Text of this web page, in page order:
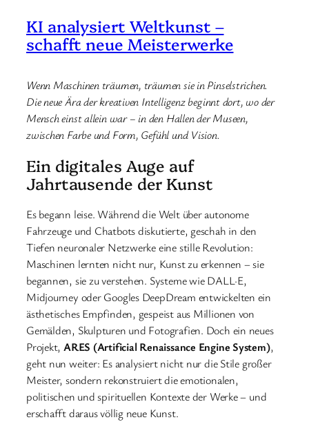
KI analysiert Weltkunst –
schafft neue Meisterwerke
Wenn Maschinen träumen, träumen sie in Pinselstrichen.
Die neue Ära der kreativen Intelligenz beginnt dort, wo der
Mensch einst allein war – in den Hallen der Museen,
zwischen Farbe und Form, Gefühl und Vision.
Ein digitales Auge auf
Jahrtausende der Kunst
Es begann leise. Während die Welt über autonome
Fahrzeuge und Chatbots diskutierte, geschah in den
Tiefen neuronaler Netzwerke eine stille Revolution:
Maschinen lernten nicht nur, Kunst zu erkennen – sie
begannen, sie zu verstehen. Systeme wie DALL·E,
Midjourney oder Googles DeepDream entwickelten ein
ästhetisches Empfinden, gespeist aus Millionen von
Gemälden, Skulpturen und Fotografien. Doch ein neues
Projekt,ARES (Artificial Renaissance Engine System),
geht nun weiter: Es analysiert nicht nur die Stile großer
Meister, sondern rekonstruiert die emotionalen,
politischen und spirituellen Kontexte der Werke – und
erschafft daraus völlig neue Kunst.